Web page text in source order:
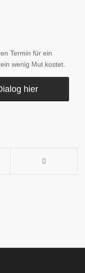
Termin für ein
wenig Mut kostet.
hier